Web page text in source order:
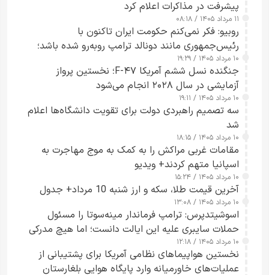
پیشرفت در مذاکرات اعلام کرد
۱۱ مرداد ۱۴۰۵ / ۰۸:۱۸
روبیو: فکر نمی‌کنم حکومت ایران تاکنون با
رئیس‌جمهوری مانند دونالد ترامپ روبه‌رو شده باشد؛
کسی که واقعاً دست به اقدام می‌زند
۱۰ مرداد ۱۴۰۵ / ۱۹:۲۹
جنگنده نسل ششم آمریکا F-۴۷؛ نخستین پرواز
آزمایشی در سال ۲۰۲۸ انجام می‌شود
۱۰ مرداد ۱۴۰۵ / ۱۹:۱۱
سه تصمیم راهبردی دولت برای تقویت دانشگاه‌ها اعلام
شد
۱۰ مرداد ۱۴۰۵ / ۱۸:۱۵
مقامات غربی مراکش را به کمک به موج مهاجرت به
اسپانیا متهم کردند+ ویدیو
۱۰ مرداد ۱۴۰۵ / ۱۵:۲۴
آخرین قیمت طلا، سکه و ارز شنبه 10 مرداد+ جدول
۱۰ مرداد ۱۴۰۵ / ۱۳:۰۸
اسوشیتدپرس: ترامپ فرماندار مینه‌سوتا را مسئول
حملات سایبری علیه این ایالت دانست؛ اما هیچ مدرکی
ارائه نکرد
۱۰ مرداد ۱۴۰۵ / ۱۲:۱۸
نخستین هواپیماهای نظامی آمریکا برای پشتیبانی از
عملیات‌های خاورمیانه وارد پایگاه هوایی بلغارستان